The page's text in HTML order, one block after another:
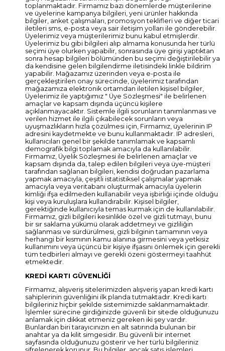
toplanmaktadır. Firmamız bazı dönemlerde müşterilerine
ve üyelerine kampanya bilgileri, yeni ürünler hakkında
bilgiler, anket çalışmaları, promosyon teklifleri ve diğer ticari
iletileri sms, e-posta veya sair iletişim yolları ile gönderebilir.
Üyelerimiz veya müşterilerimiz bunu kabul etmişlerdir.
Üyelerimiz bu gibi bilgileri alıp almama konusunda her türlü
seçimi üye olurken yapabilir, sonrasında üye girişi yaptıktan
sonra hesap bilgileri bölümünden bu seçimi değiştirilebilir ya
da kendisine gelen bilgilendirme iletisindeki linkle bildirim
yapabilir. Mağazamız üzerinden veya e-posta ile
gerçekleştirilen onay sürecinde, üyelerimiz tarafından
mağazamıza elektronik ortamdan iletilen kişisel bilgiler,
Üyelerimiz ile yaptığımız " Üye Sözleşmesi" ile belirlenen
amaçlar ve kapsam dışında üçüncü kişilere
açıklanmayacaktır. Sistemle ilgili sorunların tanımlanması ve
verilen hizmet ile ilgili çıkabilecek sorunların veya
uyuşmazlıkların hızla çözülmesi için, Firmamız, üyelerinin IP
adresini kaydetmekte ve bunu kullanmaktadır. IP adresleri,
kullanıcıları genel bir şekilde tanımlamak ve kapsamlı
demografik bilgi toplamak amacıyla da kullanılabilir.
Firmamız, Üyelik Sözleşmesi ile belirlenen amaçlar ve
kapsam dışında da, talep edilen bilgileri veya üye-müşteri
tarafından sağlanan bilgileri, kendisi doğrudan pazarlama
yapmak amacıyla, çeşitli istatistiksel çalışmalar yapmak
amacıyla veya veritabanı oluşturmak amacıyla üyelerin
kimliği ifşa edilmeden kullanabilir veya işbirliği içinde olduğu
kişi veya kuruluşlara kullandırabilir. Kişisel bilgiler,
gerektiğinde kullanıcıyla temas kurmak için de kullanılabilir.
Firmamız, gizli bilgileri kesinlikle özel ve gizli tutmayı, bunu
bir sır saklama yükümü olarak addetmeyi ve gizliliğin
sağlanması ve sürdürülmesi, gizli bilginin tamamının veya
herhangi bir kısmının kamu alanına girmesini veya yetkisiz
kullanımını veya üçüncü bir kişiye ifşasını önlemek için gerekli
tüm tedbirleri almayı ve gerekli özeni göstermeyi taahhüt
etmektedir.
KREDİ KARTI GÜVENLİĞİ
Firmamız, alışveriş sitelerimizden alışveriş yapan kredi kartı
sahiplerinin güvenliğini ilk planda tutmaktadır. Kredi kartı
bilgileriniz hiçbir şekilde sistemimizde saklanmamaktadır.
İşlemler sürecine girdiğinizde güvenli bir sitede olduğunuzu
anlamak için dikkat etmeniz gereken iki şey vardır.
Bunlardan biri tarayıcınızın en alt satırında bulunan bir
anahtar ya da kilit simgesidir. Bu güvenli bir internet
sayfasında olduğunuzu gösterir ve her türlü bilgileriniz